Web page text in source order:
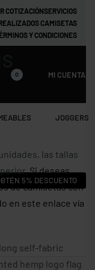
COTIZACIÓNSERVICIOS
CAMISETAS
Y CONDICIONES
0 MI CUENTA
JOGGERS
5% DESCUENTO
las tallas
Si deseas
de camisetas con
en este enlace vía
long self-fabric
hemp logo flag